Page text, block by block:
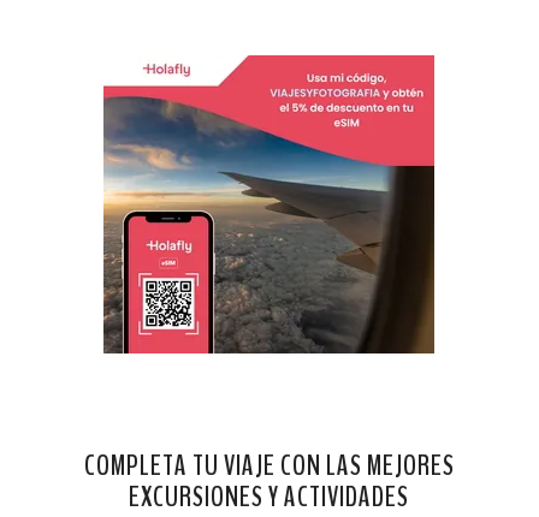
COMPLETA TU VIAJE CON LAS MEJORES
EXCURSIONES Y ACTIVIDADES